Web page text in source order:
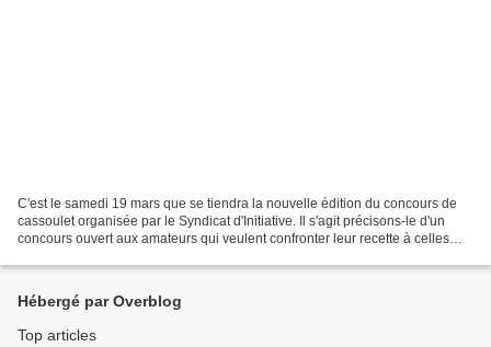
C'est le samedi 19 mars que se tiendra la nouvelle édition du concours de
cassoulet organisée par le Syndicat d'Initiative. Il s'agit précisons-le d'un
concours ouvert aux amateurs qui veulent confronter leur recette à celles
Hébergé par Overblog
Top articles